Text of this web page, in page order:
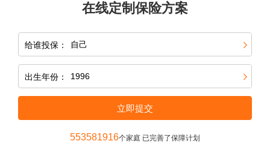
在线定制保险方案
给谁投保：
出生年份：
立即提交
553581916个家庭 已完善了保障计划